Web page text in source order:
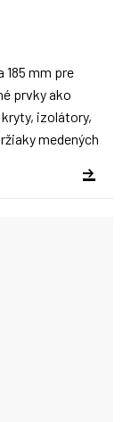
mm pre
prvky ako
izolátory,
medených